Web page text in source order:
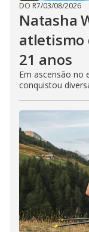
DO R7/03/08/2026
Natasha
atletismo
21 anos
Em ascensão no
conquistou